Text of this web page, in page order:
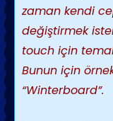
zaman kendi
değiştirmek
touch için
Bunun için
“Winterboard”.